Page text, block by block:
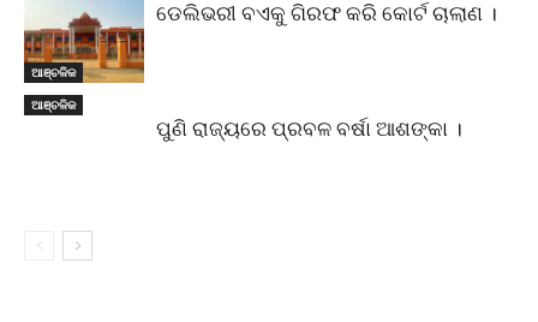
ଆଞ୍ଚଳିକ
ଡେଲିଭରୀ ବଏକୁ ଗିରଫ କରି କୋର୍ଟ ଚାଲାଣ ।
ଆଞ୍ଚଳିକ
ପୁଣି ରାଜ୍ୟରେ ପ୍ରବଳ ବର୍ଷା ଆଶଙ୍କା ।